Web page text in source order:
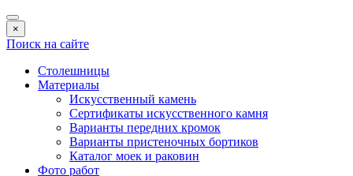
×
Поиск на сайте
Столешницы
Материалы
Искусственный камень
Сертификаты искусственного камня
Варианты передних кромок
Варианты пристеночных бортиков
Каталог моек и раковин
Фото работ